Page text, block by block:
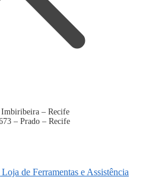
– Recife
– Prado – Recife